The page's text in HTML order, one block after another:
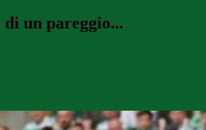
di un pareggio...